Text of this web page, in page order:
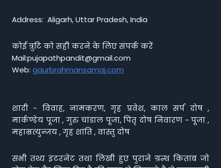
Address: Aligarh, Uttar Pradesh, India
कोई त्रुटि को सही करने के लिए संपर्क करें
Mail:pujapathpandit@gmail.com
Web: gaurbrahmansamaj.com
शादी - विवाह, नामकरण, गृह प्रवेश, काल सर्प दोष ,
मार्कण्डेय पूजा , गुरु चांडाल पूजा, पितृ दोष निवारण - पूजा ,
महाम्रत्युन्जय , गृह शांति , वास्तु दोष
सभी तथ्य इंटरनेट तथा लिखी हुए पुराने ग्रन्थ किताब जो